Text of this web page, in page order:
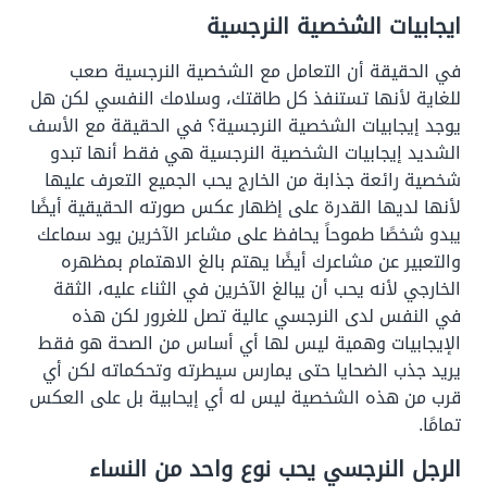
ايجابيات الشخصية النرجسية
في الحقيقة أن التعامل مع الشخصية النرجسية صعب
للغاية لأنها تستنفذ كل طاقتك، وسلامك النفسي لكن هل
يوجد إيجابيات الشخصية النرجسية؟ في الحقيقة مع الأسف
الشديد إيجابيات الشخصية النرجسية هي فقط أنها تبدو
شخصية رائعة جذابة من الخارج يحب الجميع التعرف عليها
لأنها لديها القدرة على إظهار عكس صورته الحقيقية أيضًا
يبدو شخصًا طموحاً يحافظ على مشاعر الآخرين يود سماعك
والتعبير عن مشاعرك أيضًا يهتم بالغ الاهتمام بمظهره
الخارجي لأنه يحب أن يبالغ الآخرين في الثناء عليه، الثقة
في النفس لدى النرجسي عالية تصل للغرور لكن هذه
الإيجابيات وهمية ليس لها أي أساس من الصحة هو فقط
يريد جذب الضحايا حتى يمارس سيطرته وتحكماته لكن أي
قرب من هذه الشخصية ليس له أي إيحابية بل على العكس
تمامًا.
الرجل النرجسي يحب نوع واحد من النساء